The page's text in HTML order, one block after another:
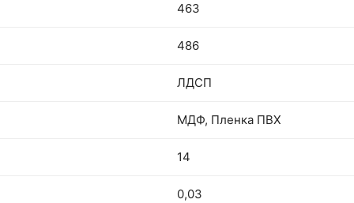
463
486
ЛДСП
МДФ, Пленка ПВХ
14
0,03